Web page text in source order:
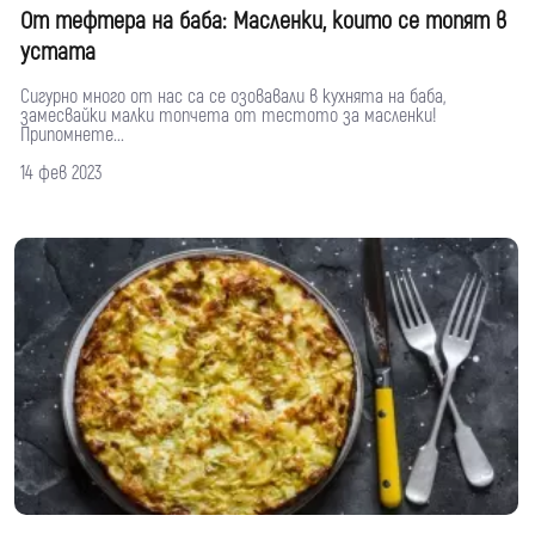
От тефтера на баба: Масленки, които се топят в
устата
Сигурно много от нас са се озовавали в кухнята на баба,
замесвайки малки топчета от тестото за масленки!
Припомнете...
14 фев 2023